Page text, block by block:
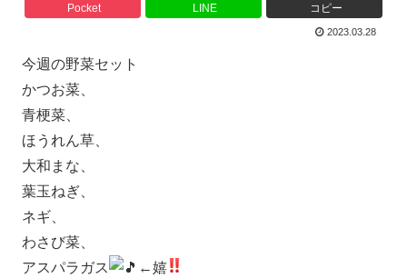
Pocket LINE コピー
2023.03.28
今週の野菜セット
かつお菜、
青梗菜、
ほうれん草、
大和まな、
葉玉ねぎ、
ネギ、
わさび菜、
アスパラガス
←嬉